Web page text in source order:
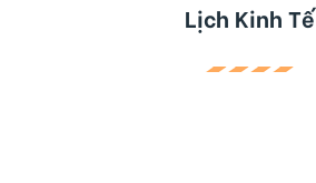
Lịch Kinh Tế